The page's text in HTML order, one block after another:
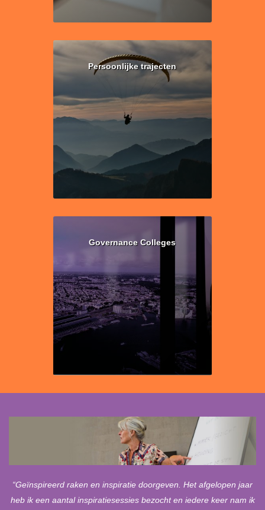
Persoonlijke trajecten
Governance Colleges
“Geïnspireerd raken en inspiratie doorgeven. Het afgelopen jaar
heb ik een aantal inspiratiesessies bezocht en iedere keer nam ik